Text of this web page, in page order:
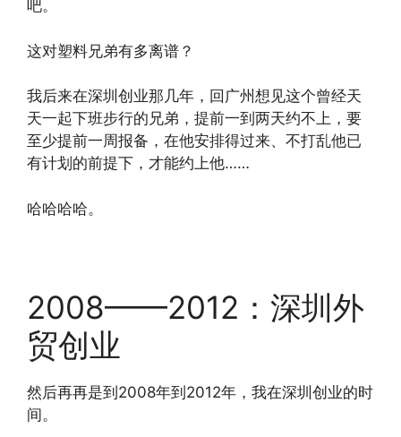
吧。
这对塑料兄弟有多离谱？
我后来在深圳创业那几年，回广州想见这个曾经天
天一起下班步行的兄弟，提前一到两天约不上，要
至少提前一周报备，在他安排得过来、不打乱他已
有计划的前提下，才能约上他……
哈哈哈哈。
2008——2012：深圳外
贸创业
然后再再是到2008年到2012年，我在深圳创业的时
间。